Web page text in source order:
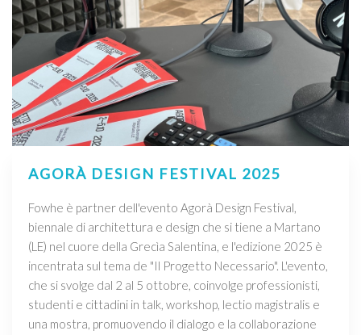
AGORÀ DESIGN FESTIVAL 2025
Fowhe è partner dell'evento Agorà Design Festival,
biennale di architettura e design che si tiene a Martano
(LE) nel cuore della Grecìa Salentina, e l'edizione 2025 è
incentrata sul tema de "Il Progetto Necessario". L'evento,
che si svolge dal 2 al 5 ottobre, coinvolge professionisti,
studenti e cittadini in talk, workshop, lectio magistralis e
una mostra, promuovendo il dialogo e la collaborazione